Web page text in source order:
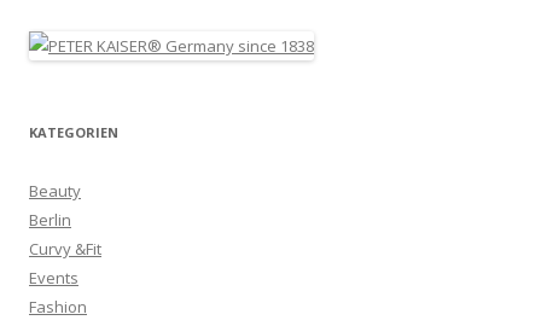
KATEGORIEN
Beauty
Berlin
Curvy &Fit
Events
Fashion